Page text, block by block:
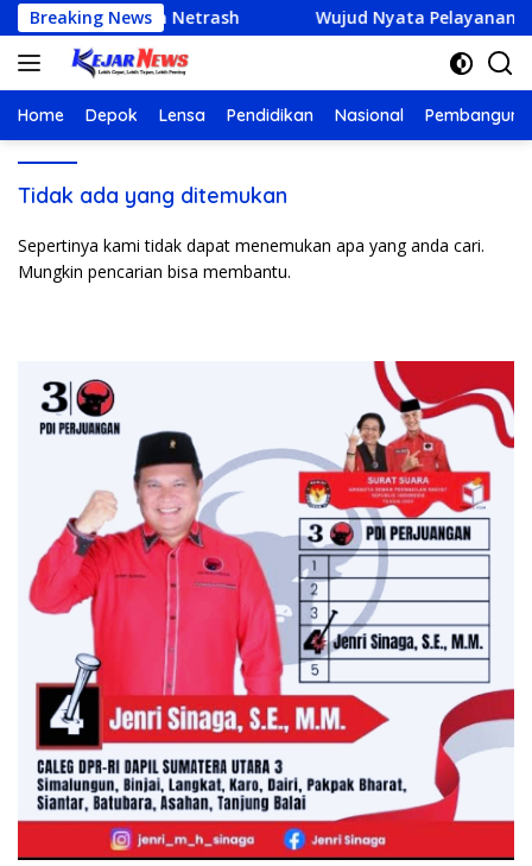
Langsung
ke
konten
Breaking News
Kembangkan Netrash Wujud Nyata Pelayanan
Home Depok Lensa Pendidikan Nasional
Tidak ada yang ditemukan
Sepertinya kami tidak dapat menemukan apa yang anda cari.
Mungkin pencarian bisa membantu.